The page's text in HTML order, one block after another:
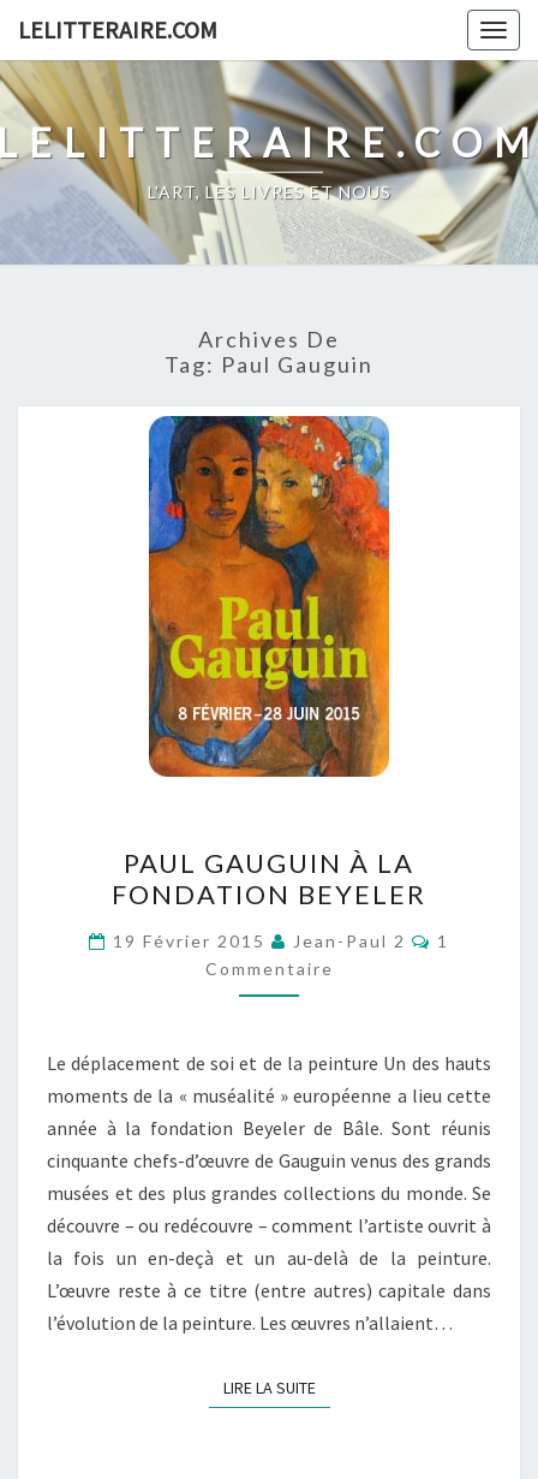
content
LELITTERAIRE.COM
L'ART, LES LIVRES ET NOUS
Archives De
Tag: Paul Gauguin
GAUGUIN
À
LA
FONDATION
BEYELER
PAUL GAUGUIN À LA
FONDATION BEYELER
19 Février 2015 Jean-Paul 2
1
Commentaire
Le déplacement de soi et de la peinture Un des hauts
moments de la « muséalité » européenne a lieu cette
année à la fondation Beyeler de Bâle. Sont réunis
cinquante chefs-d’œuvre de Gauguin venus des grands
musées et des plus grandes collections du monde. Se
découvre – ou redécouvre – comment l’artiste ouvrit à
la fois un en-deçà et un au-delà de la peinture.
L’œuvre reste à ce titre (entre autres) capitale dans
l’évolution de la peinture. Les œuvres n’allaient…
LIRE LA SUITELIRE LA SUITE